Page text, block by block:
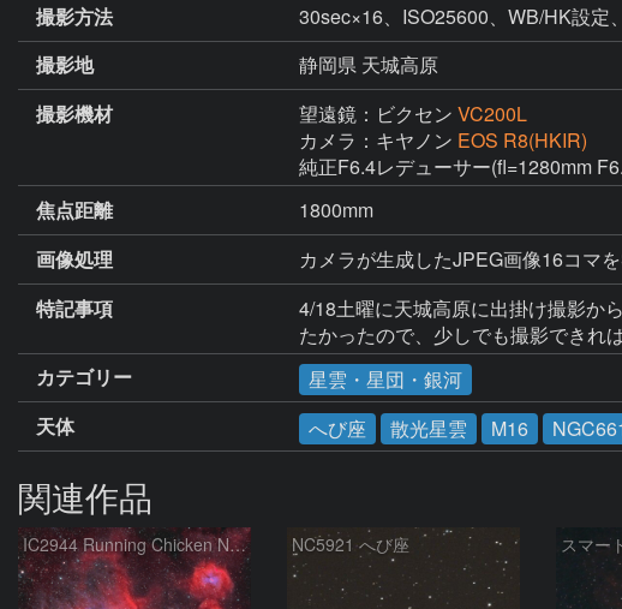
撮影方法
30sec×16、ISO25600、WB/HK設定
撮影地
静岡県 天城高原
撮影機材
望遠鏡：ビクセン VC200L
カメラ：キヤノン EOS R8(HKIR)
純正F6.4レデューサー(fl=1280mm
焦点距離
1800mm
画像処理
カメラが生成したJPEG画像16コマ
特記事項
4/18土曜に天城高原に出掛け撮影か
たかったので、少しでも撮影できれ
カテゴリー
星雲・星団・銀河
天体
へび座 散光星雲 M16
関連作品
IC2944 Running Chicken Nebula NC5921 へび座